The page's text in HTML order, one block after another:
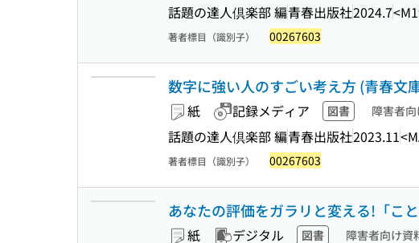
話題の達人倶楽部 編青春出版社2024.7
著者標目（識別子） 00267603
数字に強い人のすごい考え方 (青春文
紙 記録メディア 図書 障害者
話題の達人倶楽部 編青春出版社2023.11
著者標目（識別子） 00267603
あなたの評価をガラリと変える!「こ
紙 デジタル 図書 障害者向け資